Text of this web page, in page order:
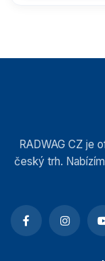
RADWAG CZ je
český trh.